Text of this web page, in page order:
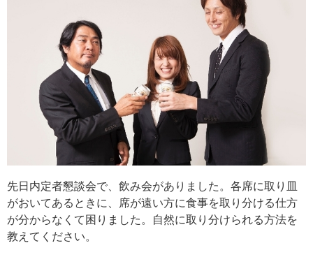
先日内定者懇談会で、飲み会がありました。各席に取り皿
がおいてあるときに、席が遠い方に食事を取り分ける仕方
が分からなくて困りました。自然に取り分けられる方法を
教えてください。